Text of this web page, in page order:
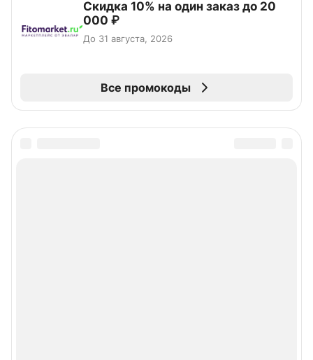
Скидка 10% на один заказ до 20
000 ₽
До 31 августа, 2026
Все промокоды